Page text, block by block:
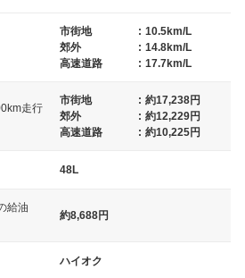
市街地 : 10.5km/L
郊外
: 14.8km/L
高速道路
: 17.7km/L
走行
市街地 : 約17,238円
郊外
: 約12,229円
高速道路
: 約10,225円
48L
給油
約8,688円
ハイオク